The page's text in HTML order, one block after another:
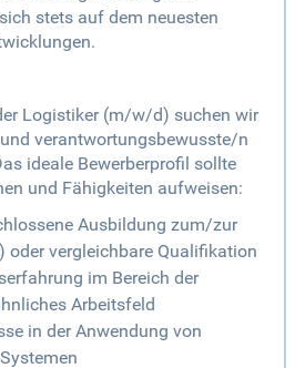
stets auf dem neuesten
Logistiker (m/w/d) suchen wir
verantwortungsbewusste/n
ideale Bewerberprofil sollte
und Fähigkeiten aufweisen:
Ausbildung zum/zur
vergleichbare Qualifikation
im Bereich der
Arbeitsfeld
in der Anwendung von